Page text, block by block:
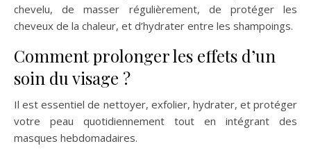
chevelu, de masser régulièrement, de protéger les
cheveux de la chaleur, et d’hydrater entre les shampoings.
Comment prolonger les effets d’un
soin du visage ?
Il est essentiel de nettoyer, exfolier, hydrater, et protéger
votre peau quotidiennement tout en intégrant des
masques hebdomadaires.